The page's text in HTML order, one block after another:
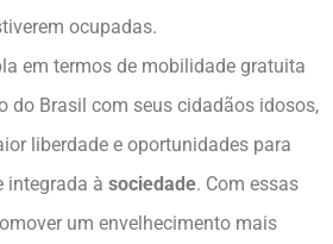
ocupadas.
em termos de mobilidade gratuita
do Brasil com seus cidadãos idosos,
liberdade e oportunidades para
integrada à sociedade. Com essas
um envelhecimento mais